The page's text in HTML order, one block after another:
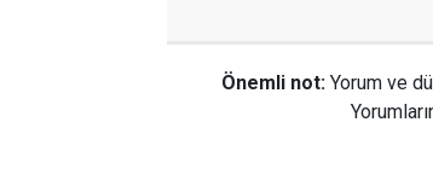
Önemli not: Yorum ve